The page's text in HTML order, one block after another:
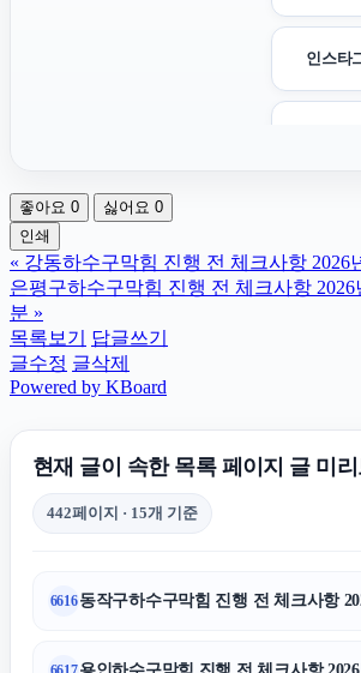
인스타
광진
좋아요 0 싫어요 0
인쇄
« 강동하수구막힘 진행 전 체크사항 2026
은평구하수구막힘 진행 전 체크사항 2026
분 »
목록보기
답글쓰기
글수정 글삭제
Powered by KBoard
현재 글이 속한 목록 페이지 글 미리
442페이지 · 15개 기준
6616동작구하수구막힘 진행 전 체크사항